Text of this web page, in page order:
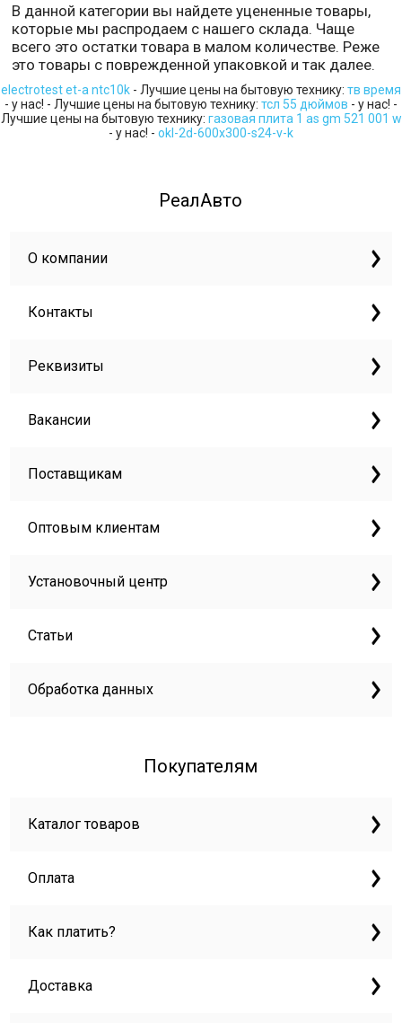
В данной категории вы найдете уцененные товары,
которые мы распродаем с нашего склада. Чаще
всего это остатки товара в малом количестве. Реже
это товары с поврежденной упаковкой и так далее.
electrotest et-a ntc10k - Лучшие цены на бытовую технику: тв время
- у нас! - Лучшие цены на бытовую технику: тсл 55 дюймов - у нас! -
Лучшие цены на бытовую технику: газовая плита 1 as gm 521 001 w
- у нас! - okl-2d-600x300-s24-v-k
РеалАвто
О компании
Контакты
Реквизиты
Вакансии
Поставщикам
Оптовым клиентам
Установочный центр
Статьи
Обработка данных
Покупателям
Каталог товаров
Оплата
Как платить?
Доставка